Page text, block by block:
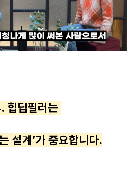
힙딥필러는
설계’가 중요합니다.